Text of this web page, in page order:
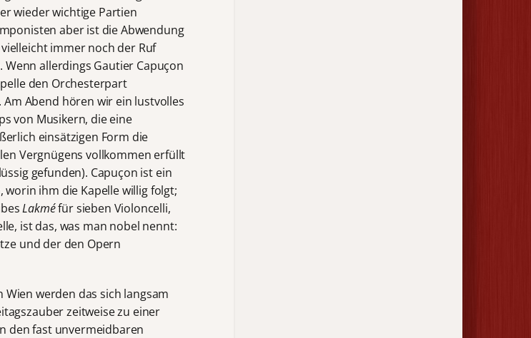
wieder wichtige Partien
aber ist die Abwendung
vielleicht immer noch der Ruf
allerdings Gautier Capuçon
den Orchesterpart
Abend hören wir ein lustvolles
von Musikern, die eine
einsätzigen Form die
Vergnügens vollkommen erfüllt
gefunden). Capuçon ist ein
ihm die Kapelle willig folgt;
Lakméfür sieben Violoncelli,
ist das, was man nobel nennt:
und der den Opern
Wien werden das sich langsam
zeitweise zu einer
den fast unvermeidbaren